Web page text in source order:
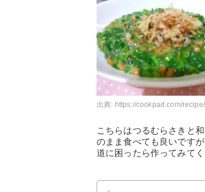
出典: https://cookpad.com/
こちらはつるむらさきと
のまま食べても良いです
道に困ったら作ってみてく